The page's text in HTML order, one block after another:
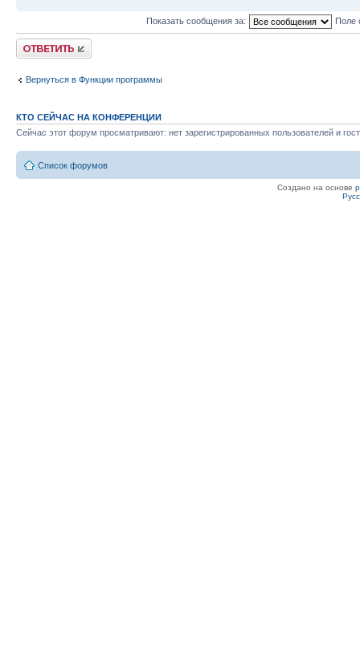
Показать сообщения за: Поле
Ответить
Вернуться в Функции программы
КТО СЕЙЧАС НА КОНФЕРЕНЦИИ
Сейчас этот форум просматривают: нет зарегистрированных пользователей и
Список форумов
Создано на основе